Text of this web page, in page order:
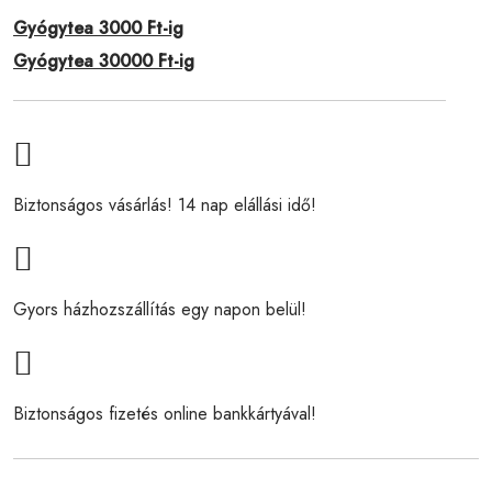
Gyógytea 3000 Ft-ig
Gyógytea 30000 Ft-ig
Biztonságos vásárlás! 14 nap elállási idő!
Gyors házhozszállítás egy napon belül!
Biztonságos fizetés online bankkártyával!